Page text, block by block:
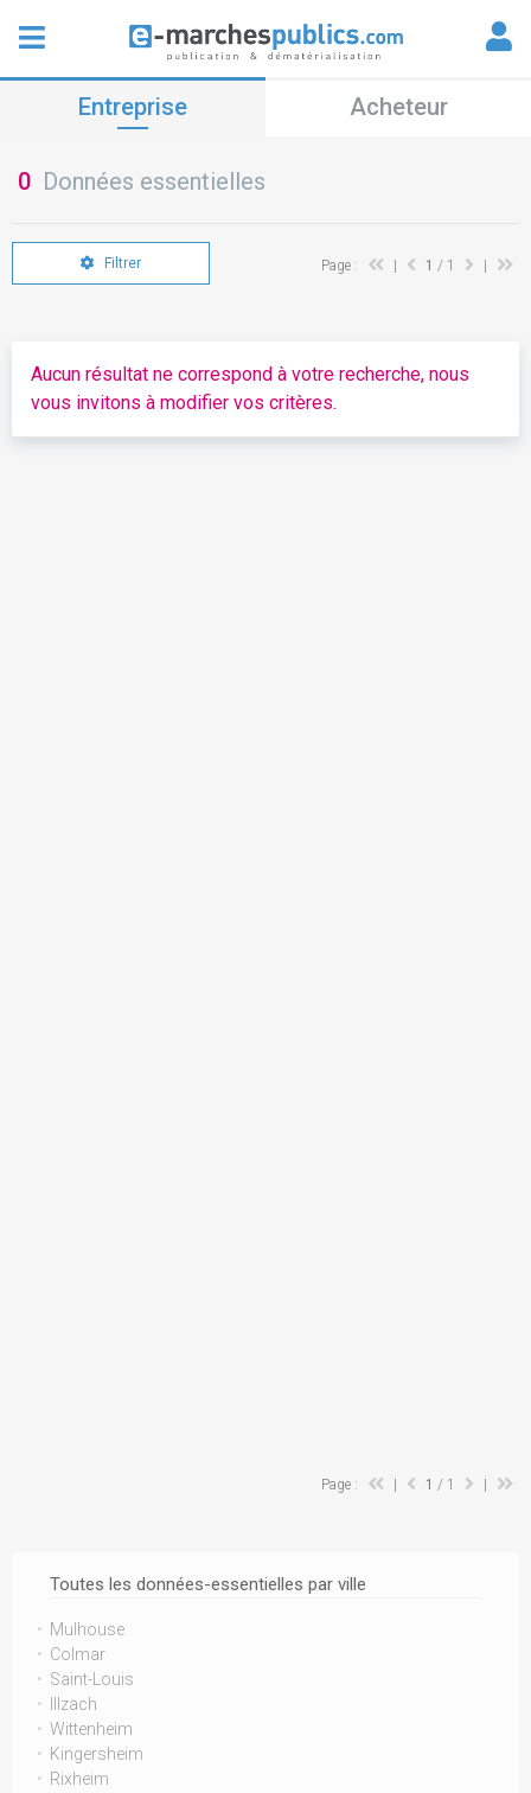
Entreprise Acheteur
0 Données essentielles
Toutes les données-essentielles par ville
Mulhouse
Colmar
Saint-Louis
Illzach
Wittenheim
Kingersheim
Rixheim
Filtrer Page : 1 / 1
Aucun résultat ne correspond à votre recherche, nous
vous invitons à modifier vos critères.
Page : 1 / 1